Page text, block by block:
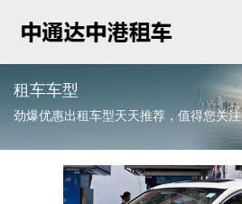
租车车型
劲爆优惠出租车型天天推荐，值得您关注